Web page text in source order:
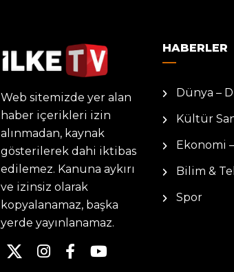
Web sitemizde yer alan
haber içerikleri izin
alınmadan, kaynak
gösterilerek dahi iktibas
edilemez. Kanuna aykırı
ve izinsiz olarak
kopyalanamaz, başka
yerde yayınlanamaz.
HABERLER
Dünya –
Kültür
Ekonomi
Bilim &
Spor